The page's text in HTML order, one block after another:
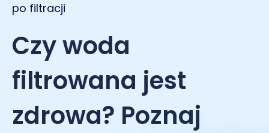
po filtracji
Czy woda
filtrowana jest
zdrowa? Poznaj